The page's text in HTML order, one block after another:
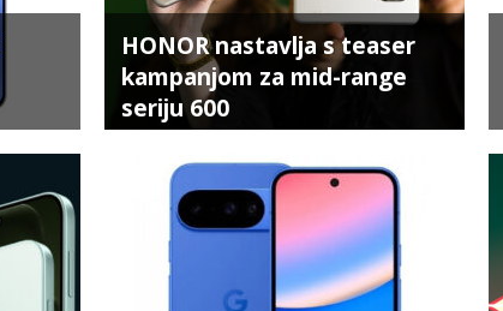
HONOR nastavlja s teaser
kampanjom za mid-range
seriju 600